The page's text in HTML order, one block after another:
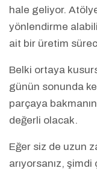
hale geliyor.
yönlendirme
ait bir üretim
Belki ortaya
günün sonunda
parçaya
değerli olacak.
Eğer siz de uzun
arıyorsanız,